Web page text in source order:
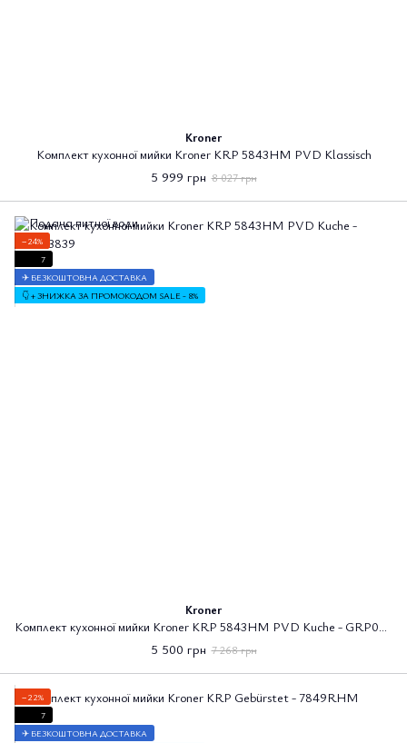
Kroner
Комплект кухонної мийки Kroner KRP 5843HM PVD Klassisch
5 999 грн 8 027 грн
−24%
7
✈ БЕЗКОШТОВНА ДОСТАВКА
👇 + ЗНИЖКА ЗА ПРОМОКОДОМ SALE - 8%
Kroner
Комплект кухонної мийки Kroner KRP 5843HM PVD Kuche - GRP03839
5 500 грн 7 268 грн
−22%
7
✈ БЕЗКОШТОВНА ДОСТАВКА